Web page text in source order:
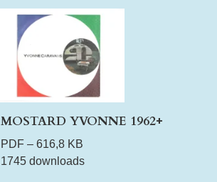
MOSTARD YVONNE 1962+
PDF – 616,8 KB
1745 downloads